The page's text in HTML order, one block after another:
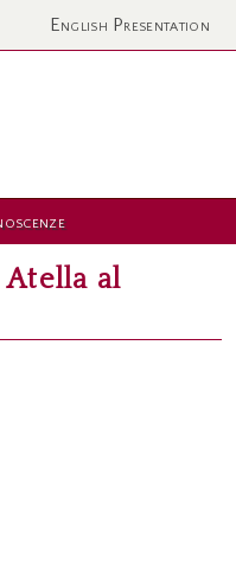
English Presentation
Atella al